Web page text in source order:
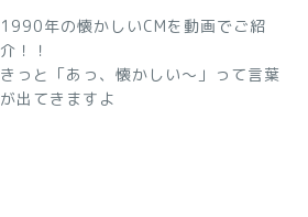
1990年の懐かしいCMを動画でご紹
介！！
きっと「あっ、懐かしい～」って言葉
が出てきますよ